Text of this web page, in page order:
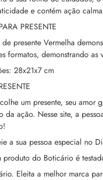
e contém ação
PRESENTE
presente Vermelha
formatos, demonstrando as
28x21x7 cm
um presente, seu amor
da ação. Nesse site, a
a sua pessoa especial no
produto do Boticário é
Eleita a melhor marca